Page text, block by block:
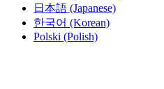
日本語 (Japanese)
한국어 (Korean)
Polski (Polish)